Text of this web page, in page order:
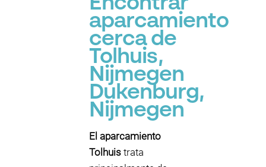
aparcamiento
cerca de
Tolhuis,
Nijmegen
Dukenburg,
Nijmegen
El aparcamiento
Tolhuis trata